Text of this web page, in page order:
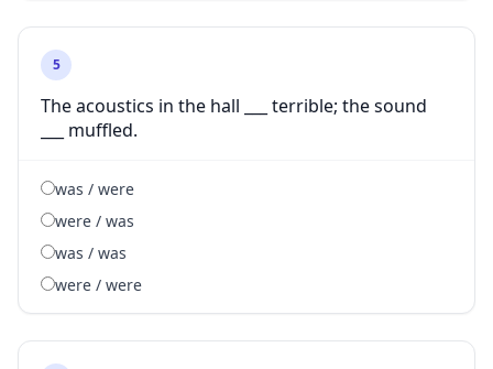
5
The acoustics in the hall ___ terrible; the sound
___ muffled.
was / were
were / was
was / was
were / were